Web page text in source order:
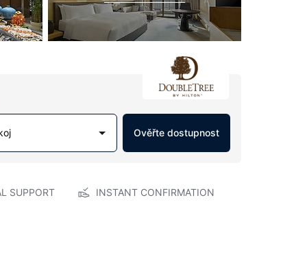
Ověřte dostupnost
SUPPORT INSTANT CONFIRMATION